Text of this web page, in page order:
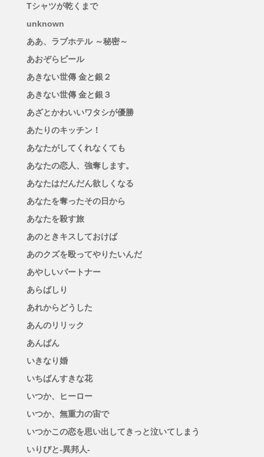
Tシャツが乾くまで
unknown
ああ、ラブホテル ～秘密～
あおぞらビール
あきない世傳 金と銀２
あきない世傳 金と銀３
あざとかわいいワタシが優勝
あたりのキッチン！
あなたがしてくれなくても
あなたの恋人、強奪します。
あなたはだんだん欲しくなる
あなたを奪ったその日から
あなたを殺す旅
あのときキスしておけば
あのクズを殴ってやりたいんだ
あやしいパートナー
あらばしり
あれからどうした
あんのリリック
あんぱん
いきなり婚
いちばんすきな花
いつか、ヒーロー
いつか、無重力の宙で
いつかこの恋を思い出してきっと泣いてしまう
いりびと-異邦人-